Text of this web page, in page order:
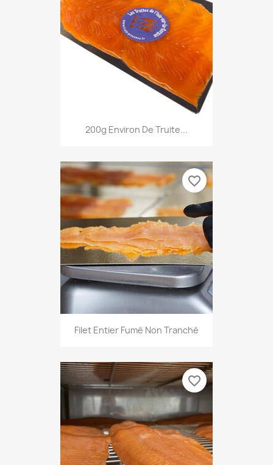
200g Environ De Truite...
Filet Entier Fumé Non Tranché
favorite_border
favorite_border